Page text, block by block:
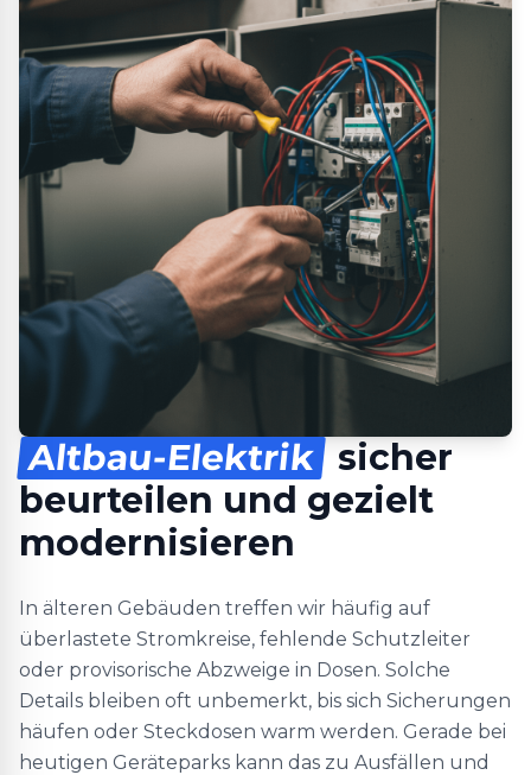
Altbau-Elektrik sicher
beurteilen und gezielt
modernisieren
In älteren Gebäuden treffen wir häufig auf
überlastete Stromkreise, fehlende Schutzleiter
oder provisorische Abzweige in Dosen. Solche
Details bleiben oft unbemerkt, bis sich Sicherungen
häufen oder Steckdosen warm werden. Gerade bei
heutigen Geräteparks kann das zu Ausfällen und